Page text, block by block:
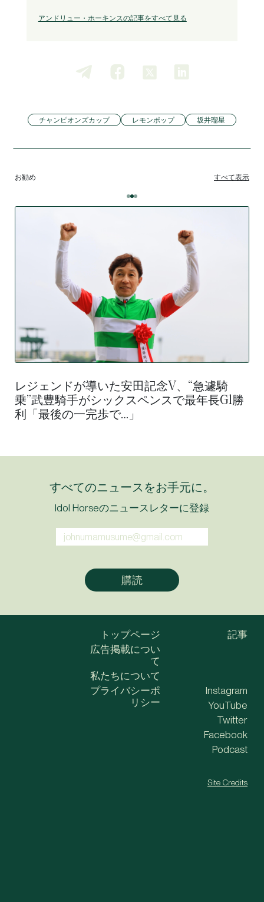
アンドリュー・ホーキンスの記事をすべて見る
チャンピオンズカップ レモンポップ 坂井瑠星
お勧め すべて表示
レジェンドが導いた安田記念V、“急遽騎
乗”武豊騎手がシックスペンスで最年長G1勝
利「最後の一完歩で…」
すべてのニュースをお手元に。
Idol Horseのニュースレターに登録
トップページ
広告掲載につい
て
私たちについて
記事
プライバシーポ
リシー
Instagram
YouTube
Twitter
Facebook
Podcast
Site Credits